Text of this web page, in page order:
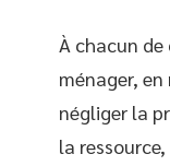
À chacun
ménager,
négliger la
la